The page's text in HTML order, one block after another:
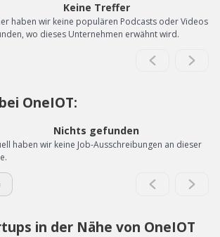
Keine Treffer
haben wir keine populären Podcasts oder Videos
wo dieses Unternehmen erwähnt wird.
OneIOT:
Nichts gefunden
haben wir keine Job-Ausschreibungen an dieser
in der Nähe von OneIOT